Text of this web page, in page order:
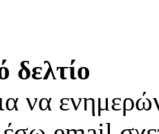
δελτίo
να